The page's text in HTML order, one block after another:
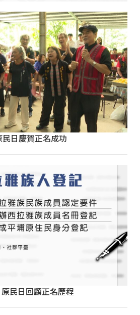
日慶賀正名成功
民日回顧正名歷程